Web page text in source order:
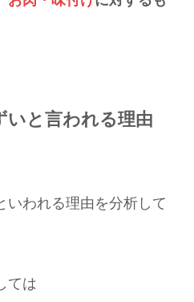
いと言われる理由
いわれる理由を分析して
ては